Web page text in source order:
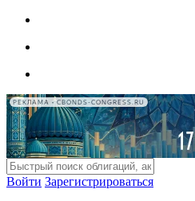
РЕКЛАМА • CBONDS-CONGRESS.RU
Войти Зарегистрироваться